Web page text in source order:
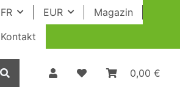
FR EUR
Magazin
Kontakt
0,00 €